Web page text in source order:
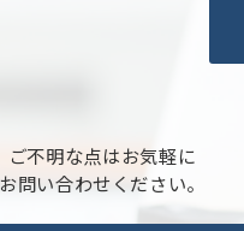
ご不明な点はお気軽に
お問い合わせください。